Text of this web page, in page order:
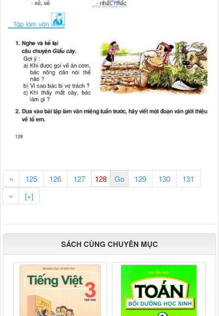
« 125 126 127 129 130
131
»
[+]
SÁCH CÙNG CHUYÊN MỤC